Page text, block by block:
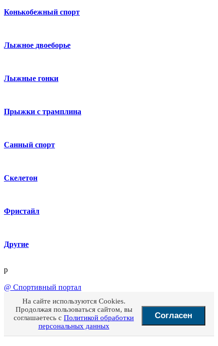
Конькобежный спорт
Лыжное двоеборье
Лыжные гонки
Прыжки с трамплина
Санный спорт
Скелетон
Фристайл
Другие
p
@ Спортивный портал
На сайте используются Cookies.
Продолжая пользоваться сайтом, вы
соглашаетесь с Политикой обработки
персональных данных
Согласен